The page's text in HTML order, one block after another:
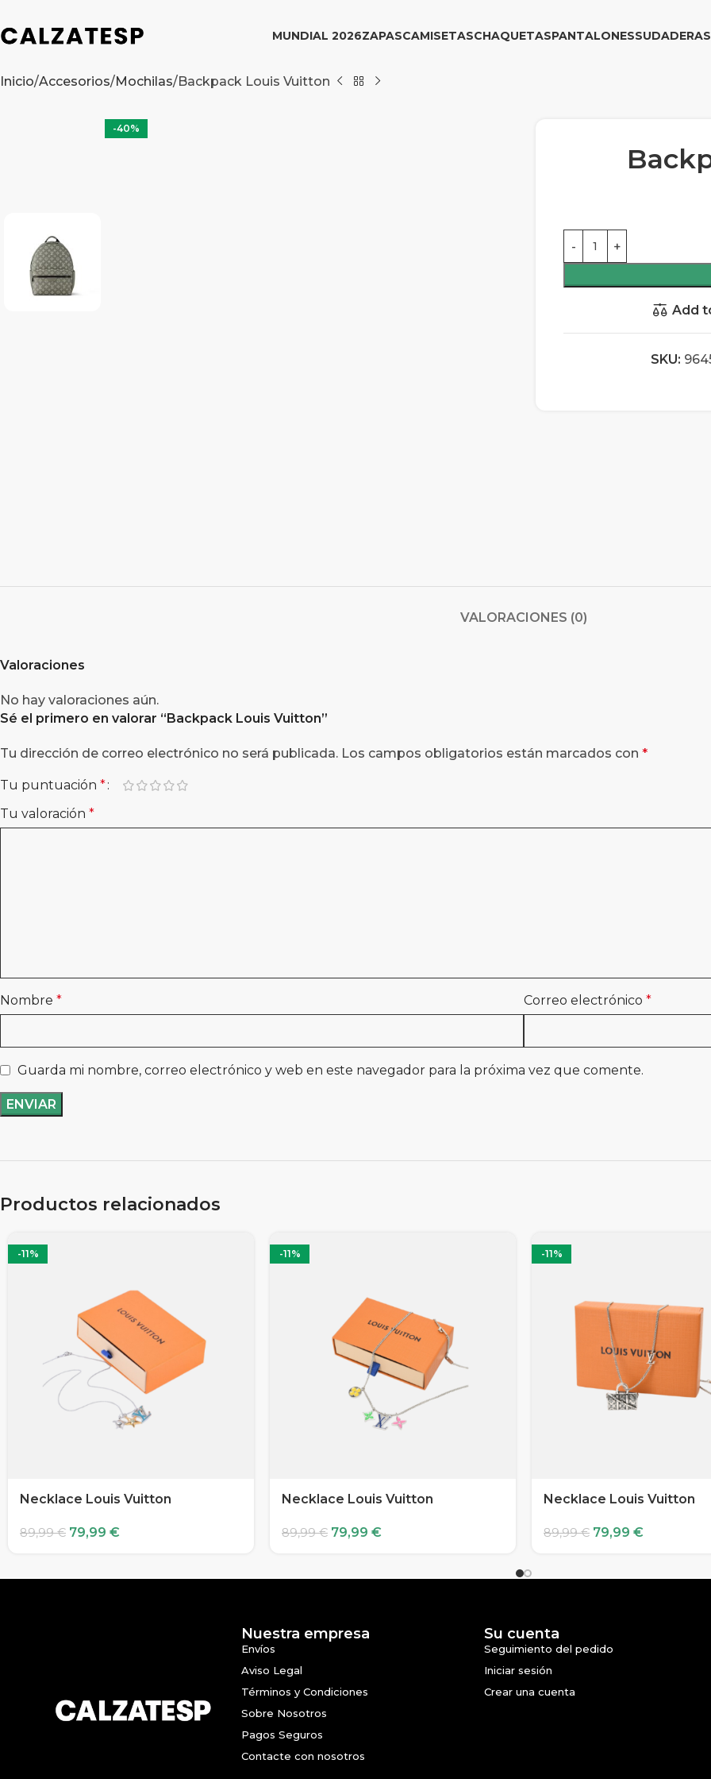
MUNDIAL 2026ZAPASCAMISETASCHAQUETASPANTALONESSUDADERAS
Inicio Accesorios Mochilas Backpack Louis Vuitton
-40%
Add
SKU:
VALORACIONES (0)
Valoraciones
No hay valoraciones aún.
Sé el primero en valorar “Backpack Louis Vuitton”
Tu dirección de correo electrónico no será publicada. Los campos obligatorios están marcados con *
Tu puntuación *
Tu valoración *
Nombre * Correo electrónico *
Guarda mi nombre, correo electrónico y web en este navegador para la próxima vez que comente.
Productos relacionados
-11%
Necklace Louis Vuitton
89,99€ 79,99 €
-11%
Necklace Louis Vuitton
89,99€ 79,99 €
-11%
Necklace Louis Vuitton
89,99€ 79,99 €
Nuestra empresa
Envíos
Aviso Legal
Términos y Condiciones
Sobre Nosotros
Pagos Seguros
Contacte con nosotros
Su cuenta
Seguimiento del pedido
Iniciar sesión
Crear una cuenta